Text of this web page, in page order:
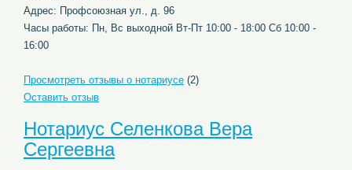
Адрес: Профсоюзная ул., д. 96
Часы работы: Пн, Вс выходной Вт-Пт 10:00 - 18:00 Сб 10:00 -
16:00
Просмотреть отзывы о нотариусе (2)
Оставить отзыв
Нотариус Селенкова Вера
Сергеевна